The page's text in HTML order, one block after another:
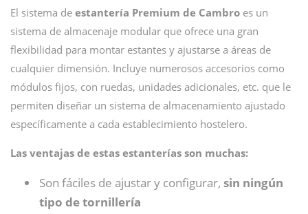
El sistema de estantería Premium de Cambro es un
sistema de almacenaje modular que ofrece una gran
flexibilidad para montar estantes y ajustarse a áreas de
cualquier dimensión. Incluye numerosos accesorios como
módulos fijos, con ruedas, unidades adicionales, etc. que le
permiten diseñar un sistema de almacenamiento ajustado
específicamente a cada establecimiento hostelero.
Las ventajas de estas estanterías son muchas:
Son fáciles de ajustar y configurar, sin ningún
tipo de tornillería